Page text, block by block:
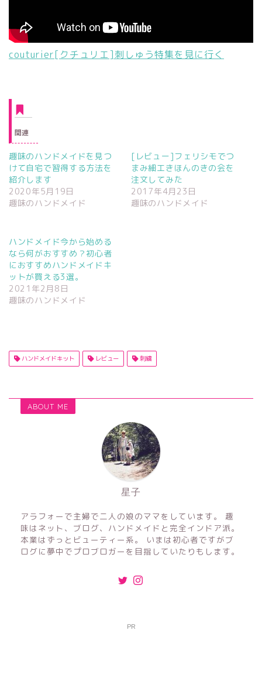
couturier[クチュリエ]刺しゅう特集を見に行く
関連
趣味のハンドメイドを見つ
けて自宅で習得する方法を
紹介します
2020年5月19日
趣味のハンドメイド
[レビュー]フェリシモでつ
まみ細工きほんのきの会を
注文してみた
2017年4月23日
趣味のハンドメイド
ハンドメイド今から始める
なら何がおすすめ？初心者
におすすめハンドメイドキ
ットが買える3選。
2021年2月8日
趣味のハンドメイド
ハンドメイドキット レビュー 刺繍
ABOUT ME
星子
アラフォーで主婦で二人の娘のママをしています。 趣
味はネット、ブログ、ハンドメイドと完全インドア派。
本業はずっとビューティー系。 いまは初心者ですがブ
ログに夢中でプロブロガーを目指していたりもします。
PR